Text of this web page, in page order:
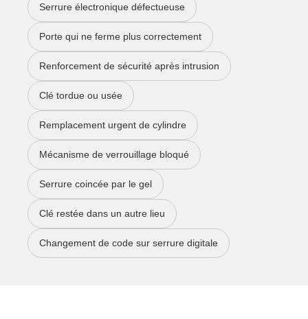
Serrure électronique défectueuse
Porte qui ne ferme plus correctement
Renforcement de sécurité après intrusion
Clé tordue ou usée
Remplacement urgent de cylindre
Mécanisme de verrouillage bloqué
Serrure coincée par le gel
Clé restée dans un autre lieu
Changement de code sur serrure digitale